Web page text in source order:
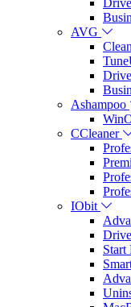
AVG
Ashampoo
CCleaner
IObit
Start